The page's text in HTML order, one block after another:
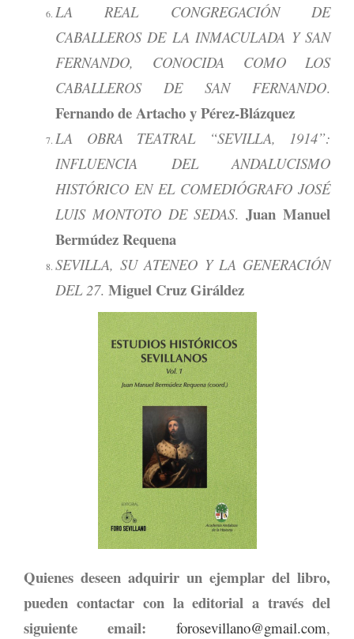
LA REAL CONGREGACIÓN DE
CABALLEROS DE LA INMACULADA Y SAN
FERNANDO, CONOCIDA COMO LOS
CABALLEROS DE SAN FERNANDO.
Fernando de Artacho y Pérez-Blázquez
LA OBRA TEATRAL “SEVILLA, 1914”:
INFLUENCIA DEL ANDALUCISMO
HISTÓRICO EN EL COMEDIÓGRAFO JOSÉ
LUIS MONTOTO DE SEDAS. Juan Manuel
Bermúdez Requena
SEVILLA, SU ATENEO Y LA GENERACIÓN
DEL 27. Miguel Cruz Giráldez
Quienes deseen adquirir un ejemplar del libro,
pueden contactar con la editorial a través del
siguiente email:
forosevillano@gmail.com,